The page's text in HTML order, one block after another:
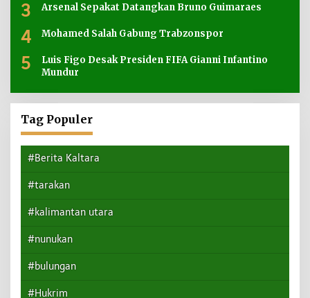
3 Arsenal Sepakat Datangkan Bruno Guimaraes
4 Mohamed Salah Gabung Trabzonspor
5
Luis Figo Desak Presiden FIFA Gianni Infantino
Mundur
Tag Populer
#Berita Kaltara
#tarakan
#kalimantan utara
#nunukan
#bulungan
#Hukrim